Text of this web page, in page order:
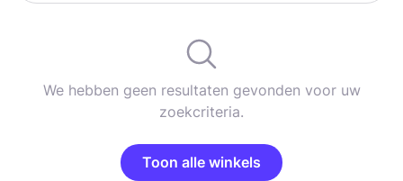
We hebben geen resultaten gevonden voor uw
zoekcriteria.
Toon alle winkels